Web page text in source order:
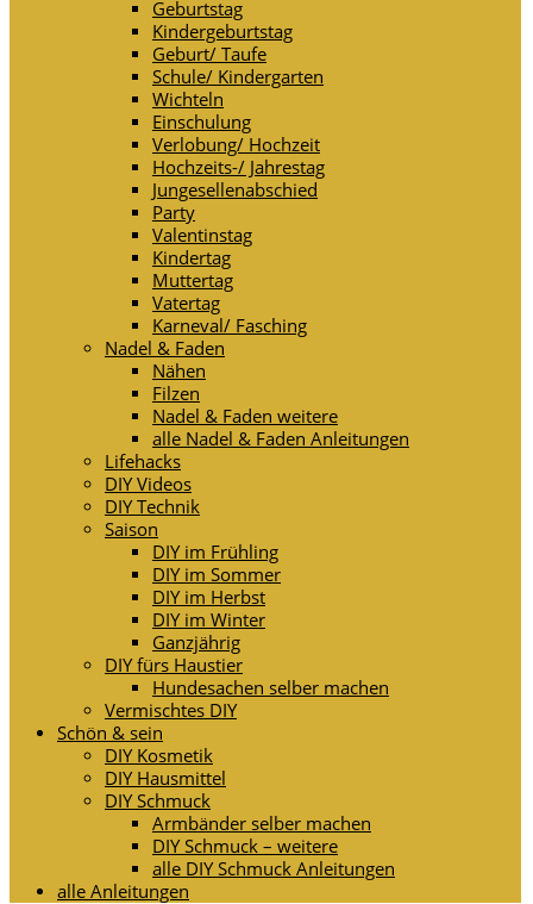
Geburtstag
Kindergeburtstag
Geburt/ Taufe
Schule/ Kindergarten
Wichteln
Einschulung
Verlobung/ Hochzeit
Hochzeits-/ Jahrestag
Jungesellenabschied
Party
Valentinstag
Kindertag
Muttertag
Vatertag
Karneval/ Fasching
Nadel & Faden
Nähen
Filzen
Nadel & Faden weitere
alle Nadel & Faden Anleitungen
Lifehacks
DIY Videos
DIY Technik
Saison
DIY im Frühling
DIY im Sommer
DIY im Herbst
DIY im Winter
Ganzjährig
DIY fürs Haustier
Hundesachen selber machen
Vermischtes DIY
Schön & sein
DIY Kosmetik
DIY Hausmittel
DIY Schmuck
Armbänder selber machen
DIY Schmuck – weitere
alle DIY Schmuck Anleitungen
alle Anleitungen